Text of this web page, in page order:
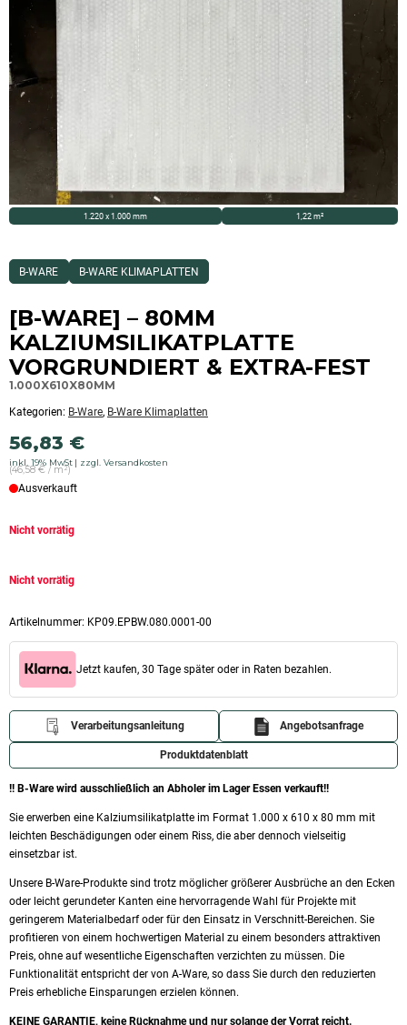
1.220 x 1.000 mm 1,22 m²
Dieses
Produkt
als:
B-
Ware,B-
Ware
Klimaplatten
B-WARE B-WARE KLIMAPLATTEN
[B-WARE] – 80MM
KALZIUMSILIKATPLATTE
VORGRUNDIERT & EXTRA-FEST
1.000X610X80MM
Artikelnummer: KP09.EPBW.080.0001-00
Kategorien: B-Ware, B-Ware Klimaplatten
56,83 €
inkl. 19% MwSt zzgl. Versandkosten
(46,58 € / m²)
Nicht vorrätig
!! B-Ware wird ausschließlich an Abholer im Lager Essen verkauft!!
Sie erwerben eine Kalziumsilikatplatte im Format 1.000 x 610 x 80 mm mit
leichten Beschädigungen oder einem Riss, die aber dennoch vielseitig
einsetzbar ist.
Unsere B-Ware-Produkte sind trotz möglicher größerer Ausbrüche an den Ecken
oder leicht gerundeter Kanten eine hervorragende Wahl für Projekte mit
geringerem Materialbedarf oder für den Einsatz in Verschnitt-Bereichen. Sie
profitieren von einem hochwertigen Material zu einem besonders attraktiven
Preis, ohne auf wesentliche Eigenschaften verzichten zu müssen. Die
Funktionalität entspricht der von A-Ware, so dass Sie durch den reduzierten
Preis erhebliche Einsparungen erzielen können.
KEINE GARANTIE, keine Rücknahme und nur solange der Vorrat reicht.
Nicht vorrätig
Jetzt kaufen, 30 Tage später oder in Raten bezahlen.
Ausverkauft
Verarbeitungsanleitung Angebotsanfrage
Produktdatenblatt